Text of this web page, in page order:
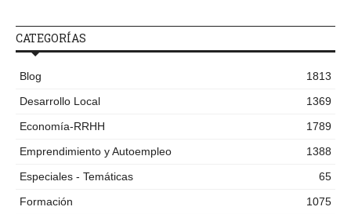
CATEGORÍAS
Blog
1813
Desarrollo Local
1369
Economía-RRHH
1789
Emprendimiento y Autoempleo
1388
Especiales - Temáticas
65
Formación
1075